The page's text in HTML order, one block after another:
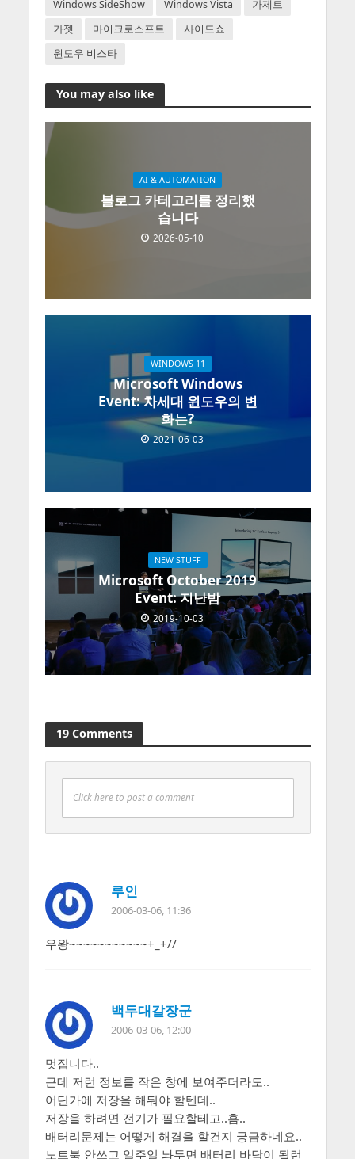
Windows SideShow Windows Vista
가제트
가젯
마이크로소프트
사이드쇼
윈도우 비스타
You may also like
AI & AUTOMATION
블로그 카테고리를 정리했
습니다
2026-05-10
WINDOWS 11
Microsoft Windows
Event: 차세대 윈도우의 변
화는?
2021-06-03
NEW STUFF
Microsoft October 2019
Event: 지난밤
2019-10-03
19 Comments
Click here to post a comment
루인
2006-03-06, 11:36
우왕~~~~~~~~~~~+_+//
백두대갈장군
2006-03-06, 12:00
멋집니다..
근데 저런 정보를 작은 창에 보여주더라도..
어딘가에 저장을 해둬야 할텐데..
저장을 하려면 전기가 필요할테고..흠..
배터리문제는 어떻게 해결을 할건지 궁금하네요..
노트북 안쓰고 일주일 놔두면 배터리 바닥이 될런